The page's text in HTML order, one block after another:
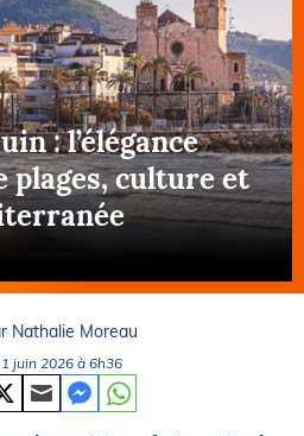
: l’élégance
plages, culture et
Nathalie Moreau
juin 2026 à 6h36